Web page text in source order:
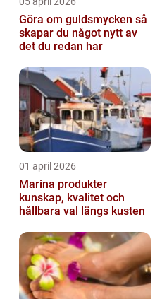
Göra om guldsmycken så
skapar du något nytt av
det du redan har
01 april 2026
Marina produkter
kunskap, kvalitet och
hållbara val längs kusten